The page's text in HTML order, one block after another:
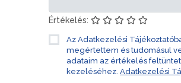
Értékelés:
Az Adatkezelési
megértettem és tudomásul
adataim az értékelés
kezeléséhez. Adatkezelési